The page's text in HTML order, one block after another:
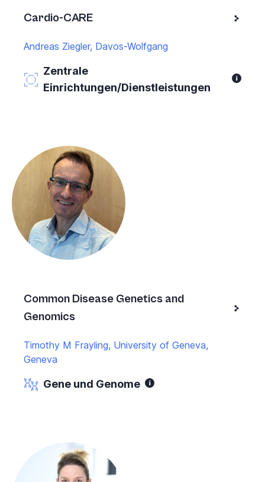
Cardio-CARE
Andreas Ziegler, Davos-Wolfgang
Zentrale
Einrichtungen/Dienstleistungen
Common Disease Genetics and
Genomics
Timothy M Frayling, University of Geneva,
Geneva
Gene und Genome